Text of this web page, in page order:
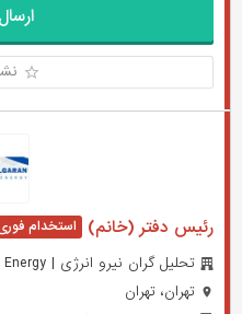
رئیس دفتر (خانم)
تحلیل گران نیرو انرژی | Tahlilgaran Niro Energy
تهران، تهران